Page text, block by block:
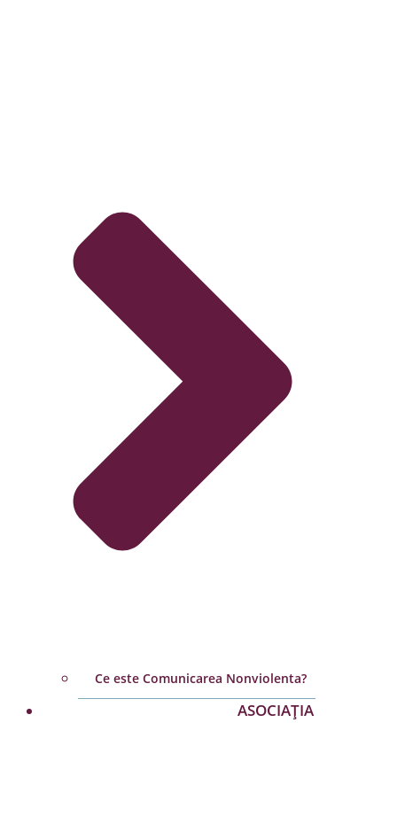
Ce este Comunicarea Nonviolenta?
ASOCIAȚIA